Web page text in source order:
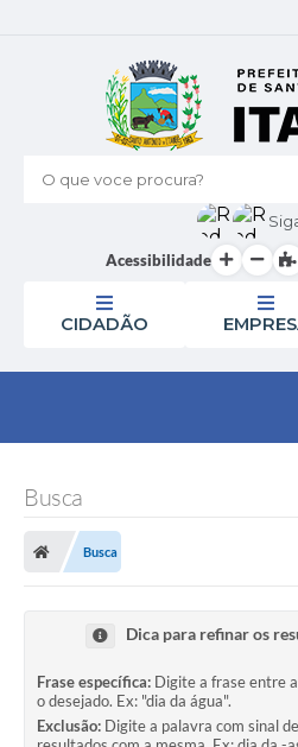
O que voce procura?
Acessibilidade
CIDADÃO
Busca
Busca
Dica para refinar os
Frase específica: Digite a frase entre
o desejado. Ex: "dia da água".
Exclusão: Digite a palavra com sinal